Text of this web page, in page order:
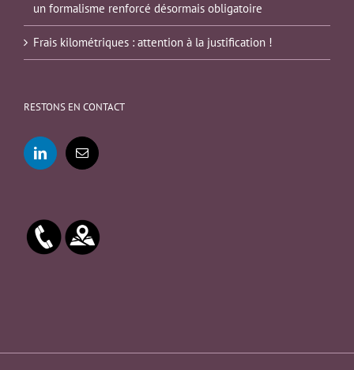
un formalisme renforcé désormais obligatoire
Frais kilométriques : attention à la justification !
RESTONS EN CONTACT